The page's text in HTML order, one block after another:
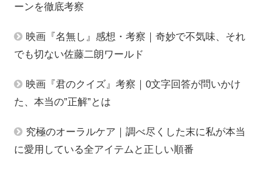
ーンを徹底考察
映画『名無し』感想・考察｜奇妙で不気味、それ
でも切ない佐藤二朗ワールド
映画『君のクイズ』考察｜0文字回答が問いかけ
た、本当の”正解”とは
究極のオーラルケア｜調べ尽くした末に私が本当
に愛用している全アイテムと正しい順番